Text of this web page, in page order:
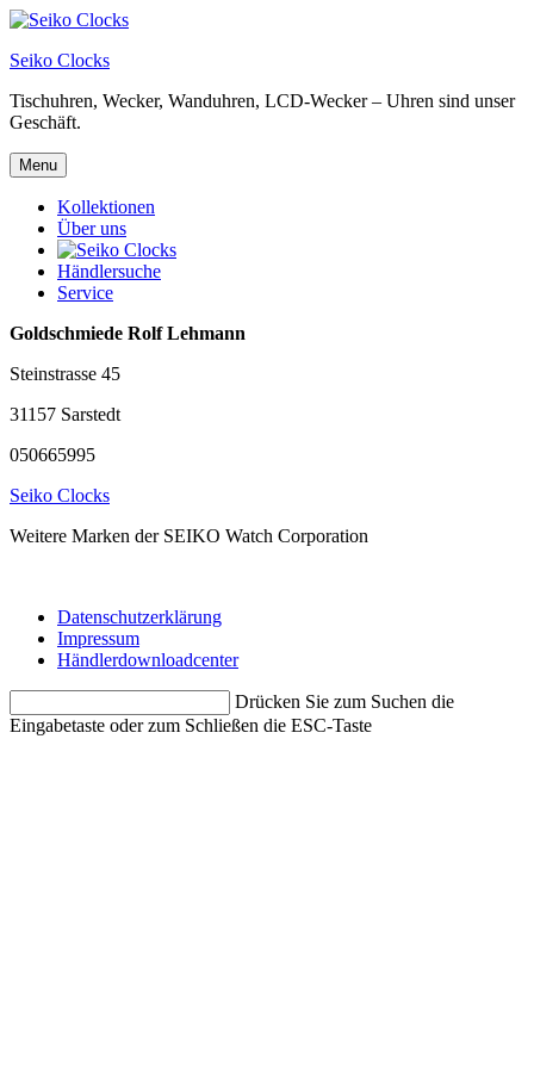
Skip
content
Seiko Clocks
Tischuhren, Wecker, Wanduhren, LCD-Wecker – Uhren sind unser
Geschäft.
Menu
Kollektionen
Über uns
Händlersuche
Service
Goldschmiede Rolf Lehmann
Steinstrasse 45
31157 Sarstedt
050665995
Seiko Clocks
Weitere Marken der SEIKO Watch Corporation
Datenschutzerklärung
Impressum
Händlerdownloadcenter
Drücken Sie zum Suchen die
Eingabetaste oder zum Schließen die ESC-Taste